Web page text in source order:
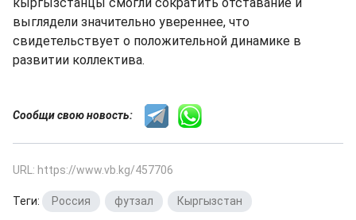
выглядели значительно увереннее, что
свидетельствует о положительной динамике в
развитии коллектива.
Сообщи свою новость:
URL: https://www.vb.kg/457706
Теги: Россия футзал Кыргызстан